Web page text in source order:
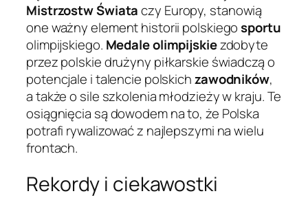
Mistrzostw Świataczy Europy, stanowią
one ważny element historii polskiegosportu
olimpijskiego. Medale olimpijskiezdobyte
przez polskie drużyny piłkarskie świadczą o
potencjale i talencie polskichzawodników,
a także o sile szkolenia młodzieży w kraju. Te
osiągnięcia są dowodem na to, że Polska
potrafi rywalizować z najlepszymi na wielu
frontach.
Rekordy i ciekawostki